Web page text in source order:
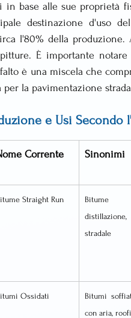
in base alle sue proprietà
destinazione d'uso
l'80% della
È importante
è una miscela che
la pavimentazione
e Usi Secondo
Corrente Sinonimi
Straight Run
stradale
Ossidati
Bitumi
con aria,